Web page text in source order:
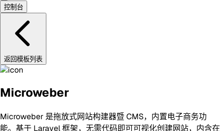
控制台
返回模板列表
Microweber
Microweber 是拖放式网站构建器暨 CMS，内置电子商务功
能。基于 Laravel 框架，无需代码即可可视化创建网站，内含在